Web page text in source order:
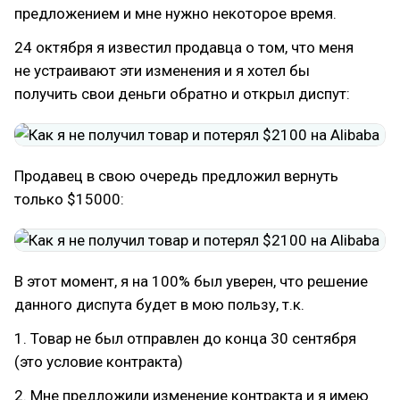
предложением и мне нужно некоторое время.
24 октября я известил продавца о том, что меня
не устраивают эти изменения и я хотел бы
получить свои деньги обратно и открыл диспут:
Продавец в свою очередь предложил вернуть
только $15000:
В этот момент, я на 100% был уверен, что решение
данного диспута будет в мою пользу, т.к.
1. Товар не был отправлен до конца 30 сентября
(это условие контракта)
2. Мне предложили изменение контракта и я имею